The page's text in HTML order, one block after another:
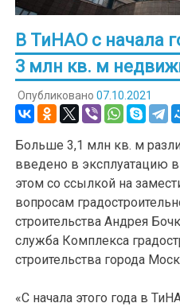
В ТиНАО с начала
3 млн кв. м
Опубликовано 07.10.2021
Больше 3,1 млн кв. м
введено в эксплуатацию
этом со ссылкой на
вопросам
строительства Андрея
служба Комплекса
строительства города
«С начала этого года в